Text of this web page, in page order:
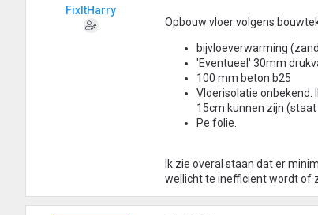
FixItHarry
Opbouw vloer volgens
bijvloeverwarming
'Eventueel' 30mm
100 mm beton b25
Vloerisolatie onbekend.
15cm kunnen zijn
Pe folie.
Ik zie overal staan dat er
wellicht te inefficient wordt of